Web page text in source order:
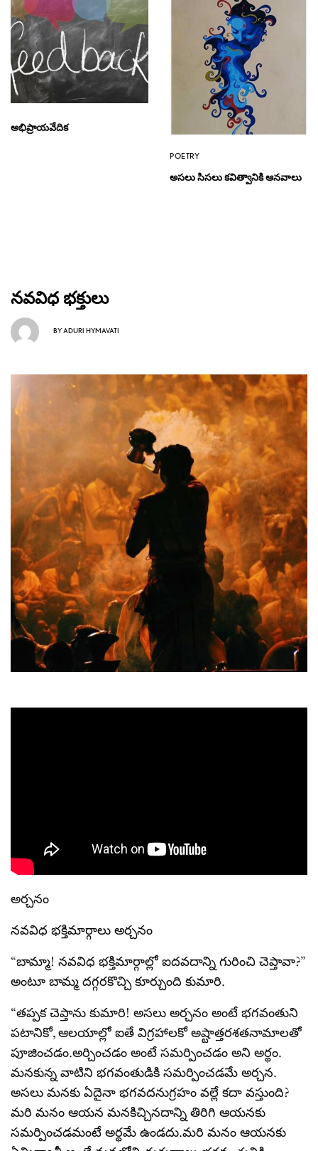
అభిప్రాయవేదిక
POETRY
అసలు సిసలు కవిత్వానికి ఆనవాలు
నవవిధ భక్తులు
BYADURI HYMAVATI
అర్చనం
నవవిధ భక్తిమార్గాలు అర్చనం
“బామ్మా! నవవిధ భక్తిమార్గాల్లో ఐదవదాన్ని గురించి చెప్తావా?”
అంటూ బామ్మ దగ్గరకొచ్చి కూర్చుంది కుమారి.
“తప్పక చెప్తాను కుమారి! అసలు అర్చనం అంటే భగవంతుని
పటానికో, ఆలయాల్లో ఐతే విగ్రహాలకో అష్టాత్తరశతనామాలతో
పూజించడం.అర్చించడం అంటే సమర్పించడం అని అర్థం.
మనకున్న వాటిని భగవంతుడికి సమర్పించడమే అర్చన.
అసలు మనకు ఏదైనా భగవదనుగ్రహం వల్లే కదా వస్తుంది?
మరి మనం ఆయన మనకిచ్చినదాన్ని తిరిగి ఆయనకు
సమర్పించడమంటే అర్థమే ఉండదు.మరి మనం ఆయనకు